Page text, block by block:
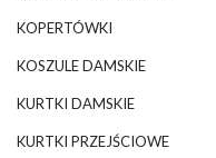
KOPERTÓWKI
KOSZULE DAMSKIE
KURTKI DAMSKIE
KURTKI PRZEJŚCIOWE